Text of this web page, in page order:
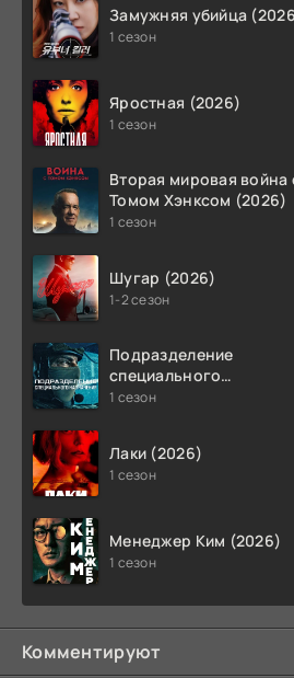
Замужняя убийца
1 сезон
Яростная (2026)
1 сезон
Вторая мировая война
Томом Хэнксом (2026)
1 сезон
Шугар (2026)
1-2 сезон
Подразделение
специального
назначения (2026)
1 сезон
Лаки (2026)
1 сезон
Менеджер Ким (2026)
1 сезон
Комментируют